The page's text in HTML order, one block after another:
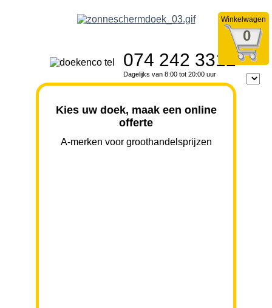
Winkelwagen
0
074 242 3312
Dagelijks van 8:00 tot 20:00 uur
Kies uw doek, maak een online
offerte
A-merken voor groothandelsprijzen